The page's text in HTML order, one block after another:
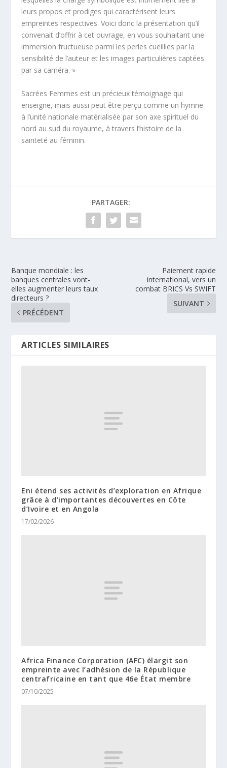
leurs propos et prodiges qui caractérisent leurs
empreintes respectives. Voici donc la présentation qu’il
convenait d’offrir à cet ouvrage, en vous souhaitant une
immersion fructueuse parmi les perles cueillies par la
sensibilité de l’auteur et les images particulières captées
par sa caméra. »
Sacrées Femmes est un précieux témoignage qui
enseigne, mais aussi peut être perçu comme un hymne
à l’unité nationale matérialisée par son axe spirituel du
nord au sud du royaume, à travers l’histoire de la
sainteté au féminin.
PARTAGER:
Banque mondiale : les
banques centrales vont-
elles augmenter leurs taux
directeurs ?
PRÉCÉDENT
Paiement rapide
international, vers un
combat BRICS Vs SWIFT
SUIVANT
ARTICLES SIMILAIRES
Eni étend ses activités d’exploration en Afrique
grâce à d’importantes découvertes en Côte
d’Ivoire et en Angola
17/02/2026
Africa Finance Corporation (AFC) élargit son
empreinte avec l’adhésion de la République
centrafricaine en tant que 46e État membre
07/10/2025